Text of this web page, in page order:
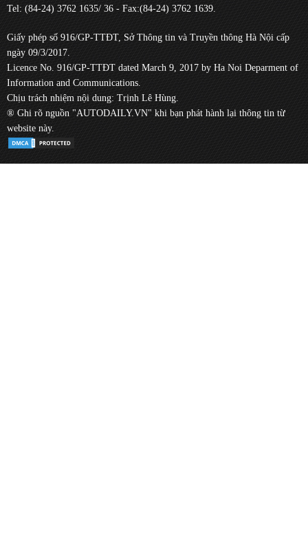
Tel: (84-24) 3762 1635/ 36 - Fax:(84-24) 3762 1639.
Giấy phép số 916/GP-TTĐT, Sở Thông tin và Truyền thông Hà Nội cấp
ngày 09/3/2017.
Licence No. 916/GP-TTĐT dated March 9, 2017 by Ha Noi Deparment of
Information and Communications.
Chịu trách nhiệm nội dung: Trịnh Lê Hùng.
® Ghi rõ nguồn "AUTODAILY.VN" khi bạn phát hành lại thông tin từ
website này.